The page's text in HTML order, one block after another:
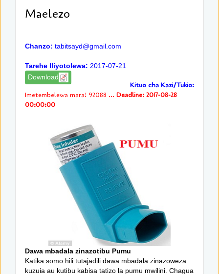
Maelezo
Chanzo: tabitsayd@gmail.com
Tarehe Iliyotolewa: 2017-07-21
Download
Kituo cha Kazi/Tukio:
Imetembelewa mara! 92088 ... Deadline: 2017-08-28
00:00:00
Dawa mbadala zinazotibu Pumu
Katika somo hili tutajadili dawa mbadala zinazoweza
kuzuia au kutibu kabisa tatizo la pumu mwilini. Chagua